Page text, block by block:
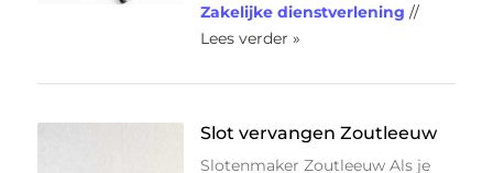
Zakelijke dienstverlening //
Lees verder »
Slot vervangen Zoutleeuw
Slotenmaker Zoutleeuw Als je